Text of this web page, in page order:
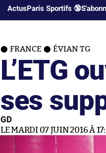
ActusParis Sportifs 🔞
FRANCE ÉVIAN TG
L’ETG
ses
GD
LE MARDI 07 JUIN 2016 À